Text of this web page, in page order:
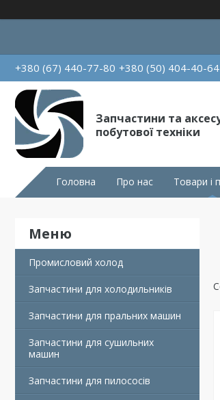
+380 (67) 440-77-80 +380 (50) 404-40-64
Запчастини та
побутової техніки
Головна Про нас Товари і
Промисловий холод
Запчастини для холодильників
Запчастини для пральних машин
Запчастини для сушильних
машин
Запчастини для пилососів